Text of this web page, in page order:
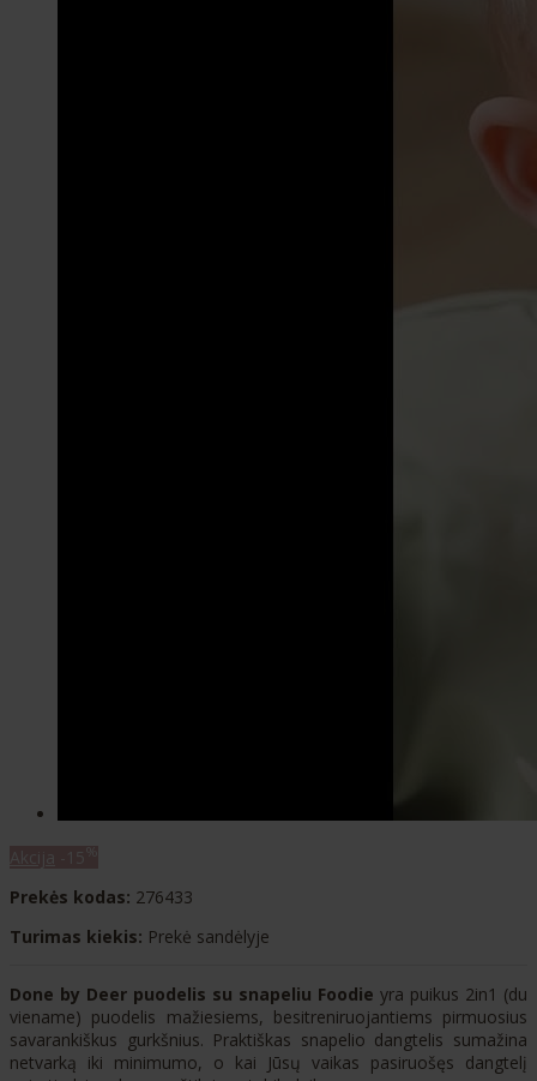
Prekės kodas: 276433
Turimas kiekis: Prekė sandėlyje
Done by Deer puodelis su snapeliu Foodie yra puikus 2in1 (du
viename) puodelis mažiesiems, besitreniruojantiems pirmuosius
savarankiškus gurkšnius. Praktiškas snapelio dangtelis sumažina
netvarką iki minimumo, o kai Jūsų vaikas pasiruošęs dangtelį